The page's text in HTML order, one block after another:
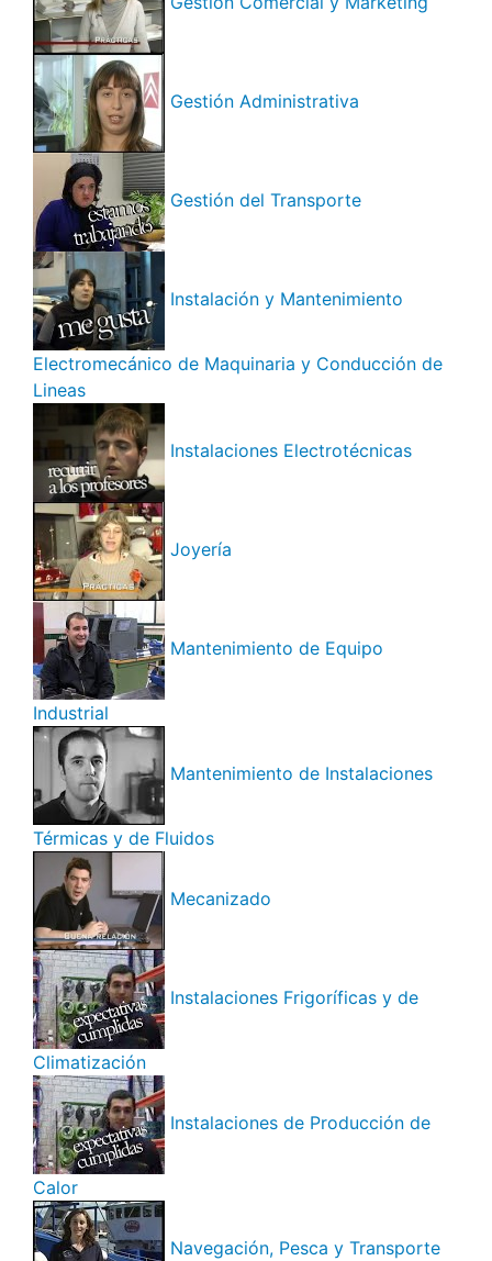
Gestión Administrativa
Gestión del Transporte
Instalación y Mantenimiento
Electromecánico de Maquinaria y Conducción de
Lineas
Instalaciones Electrotécnicas
Joyería
Mantenimiento de Equipo
Industrial
Mantenimiento de Instalaciones
Térmicas y de Fluidos
Mecanizado
Instalaciones Frigoríficas y de
Climatización
Instalaciones de Producción de
Calor
Navegación, Pesca y Transporte